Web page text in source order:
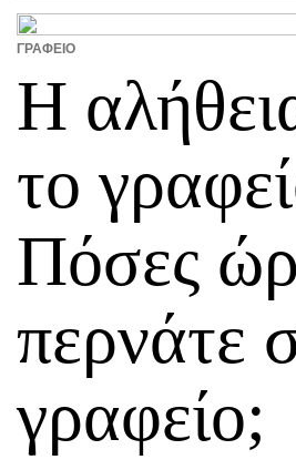
Η
το
Πόσες
περνάτε
γραφείο;
ΓΡΑΦΕΊΟ